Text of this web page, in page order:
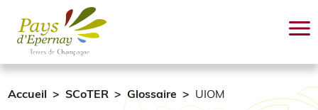
Accueil SCoTER Glossaire UIOM